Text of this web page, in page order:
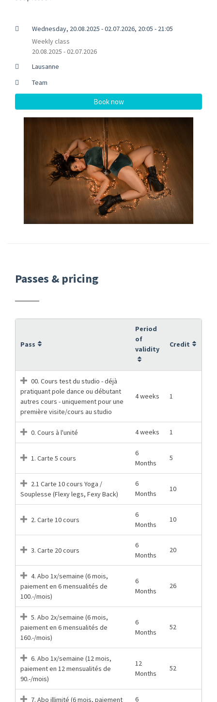
Wednesday, 20.08.2025 - 02.07.2026, 20:05 - 21:05
Weekly class
20.08.2025 - 02.07.2026
Lausanne
Team
Book now
Passes & pricing
Pass
Period
of
validity
Credit
00. Cours test du studio - déjà
pratiquant pole dance ou débutant
autres cours - uniquement pour une
première visite/cours au studio
4 weeks 1
0. Cours à l'unité 4 weeks 1
1. Carte 5 cours
6
Months
5
2.1 Carte 10 cours Yoga /
Souplesse (Flexy legs, Fexy Back)
6
Months
10
2. Carte 10 cours
6
Months
10
3. Carte 20 cours
6
Months
20
4. Abo 1x/semaine (6 mois,
paiement en 6 mensualités de
100.-/mois)
6
Months
26
5. Abo 2x/semaine (6 mois,
paiement en 6 mensualités de
160.-/mois)
6
Months
52
6. Abo 1x/semaine (12 mois,
paiement en 12 mensualités de
90.-/mois)
12
Months
52
7. Abo illimité (6 mois, paiement 6